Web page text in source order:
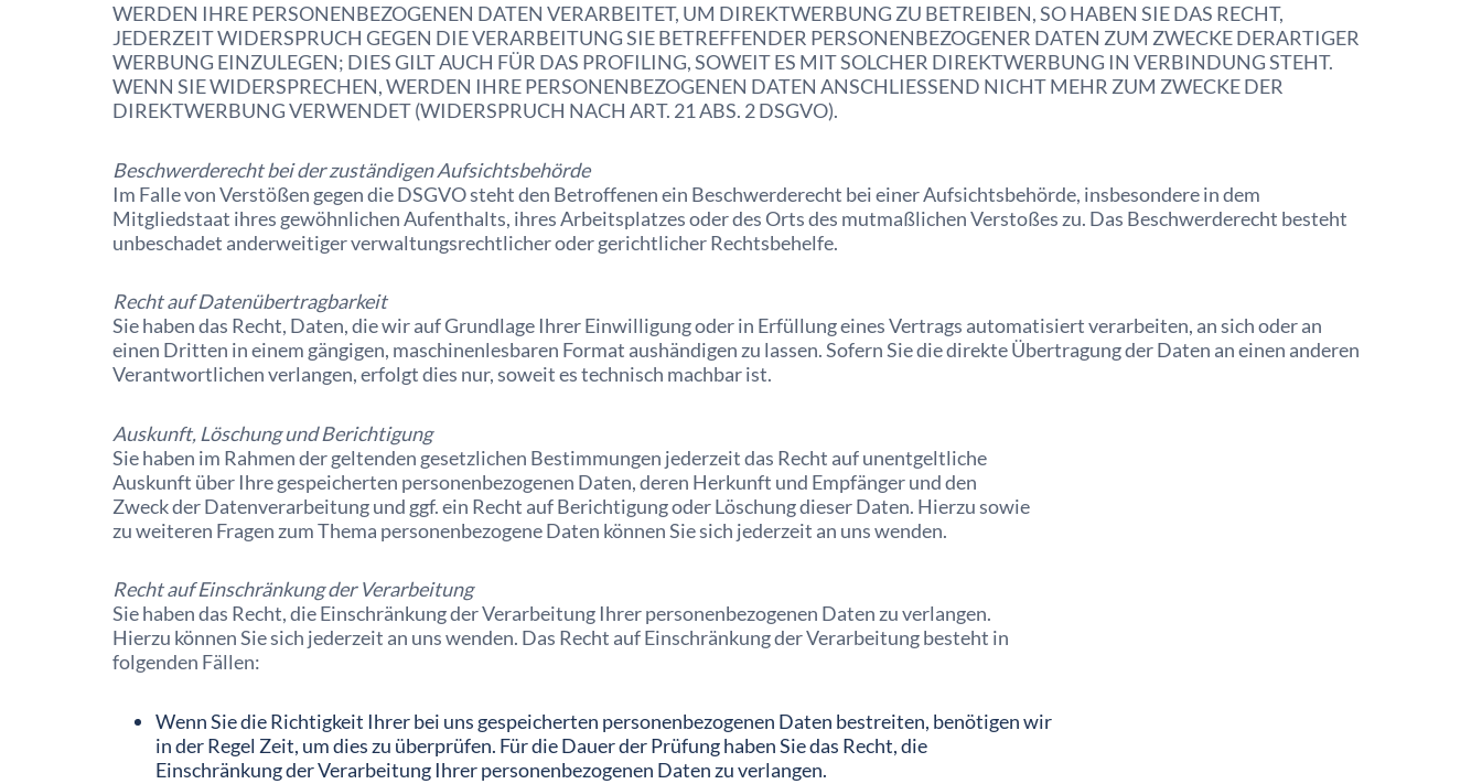
WERDEN IHRE PERSONENBEZOGENEN DATEN VERARBEITET, UM DIREKTWERBUNG ZU BETREIBEN, SO HABEN SIE DAS RECHT,
JEDERZEIT WIDERSPRUCH GEGEN DIE VERARBEITUNG SIE BETREFFENDER PERSONENBEZOGENER DATEN ZUM ZWECKE DERARTIGER
WERBUNG EINZULEGEN; DIES GILT AUCH FÜR DAS PROFILING, SOWEIT ES MIT SOLCHER DIREKTWERBUNG IN VERBINDUNG STEHT.
WENN SIE WIDERSPRECHEN, WERDEN IHRE PERSONENBEZOGENEN DATEN ANSCHLIESSEND NICHT MEHR ZUM ZWECKE DER
DIREKTWERBUNG VERWENDET (WIDERSPRUCH NACH ART. 21 ABS. 2 DSGVO).
Beschwerde­recht bei der zuständigen Aufsichts­behörde
Im Falle von Verstößen gegen die DSGVO steht den Betroffenen ein Beschwerderecht bei einer Aufsichtsbehörde, insbesondere in dem
Mitgliedstaat ihres gewöhnlichen Aufenthalts, ihres Arbeitsplatzes oder des Orts des mutmaßlichen Verstoßes zu. Das Beschwerderecht besteht
unbeschadet anderweitiger verwaltungsrechtlicher oder gerichtlicher Rechtsbehelfe.
Recht auf Daten­übertrag­barkeit
Sie haben das Recht, Daten, die wir auf Grundlage Ihrer Einwilligung oder in Erfüllung eines Vertrags automatisiert verarbeiten, an sich oder an
einen Dritten in einem gängigen, maschinenlesbaren Format aushändigen zu lassen. Sofern Sie die direkte Übertragung der Daten an einen anderen
Verantwortlichen verlangen, erfolgt dies nur, soweit es technisch machbar ist.
Auskunft, Löschung und Berichtigung
Sie haben im Rahmen der geltenden gesetzlichen Bestimmungen jederzeit das Recht auf unentgeltliche
Auskunft über Ihre gespeicherten personenbezogenen Daten, deren Herkunft und Empfänger und den
Zweck der Datenverarbeitung und ggf. ein Recht auf Berichtigung oder Löschung dieser Daten. Hierzu sowie
zu weiteren Fragen zum Thema personenbezogene Daten können Sie sich jederzeit an uns wenden.
Recht auf Einschränkung der Verarbeitung
Sie haben das Recht, die Einschränkung der Verarbeitung Ihrer personenbezogenen Daten zu verlangen.
Hierzu können Sie sich jederzeit an uns wenden. Das Recht auf Einschränkung der Verarbeitung besteht in
folgenden Fällen:
Wenn Sie die Richtigkeit Ihrer bei uns gespeicherten personenbezogenen Daten bestreiten, benötigen wir
in der Regel Zeit, um dies zu überprüfen. Für die Dauer der Prüfung haben Sie das Recht, die
Einschränkung der Verarbeitung Ihrer personenbezogenen Daten zu verlangen.